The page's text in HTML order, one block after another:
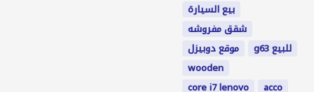
بيع السيارة
شقق مفروشه
موقع دوبيزل
g63 للبيع
wooden
core i7 lenovo
acco